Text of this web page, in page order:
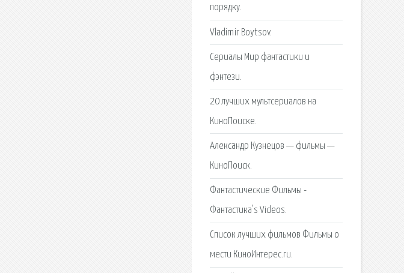
порядку.
Vladimir Boytsov.
Сериалы Мир фантастики и
фэнтези.
20 лучших мультсериалов на
КиноПоиске.
Александр Кузнецов — фильмы —
КиноПоиск.
Фантастические Фильмы -
Фантастика's Videos.
Список лучших фильмов Фильмы о
мести КиноИнтерес.ru.